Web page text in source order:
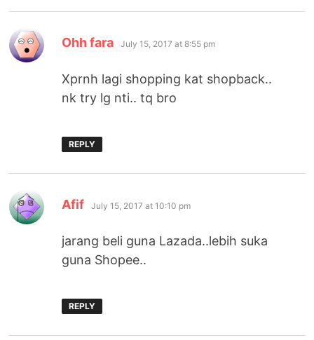
Ohh fara says:
July 15, 2017 at 8:55 pm
Xprnh lagi shopping kat shopback..
nk try lg nti.. tq bro
REPLY
Afif says:
July 15, 2017 at 10:10 pm
jarang beli guna Lazada..lebih suka
guna Shopee..
REPLY